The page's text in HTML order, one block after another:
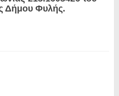
Δήμου Φυλής.